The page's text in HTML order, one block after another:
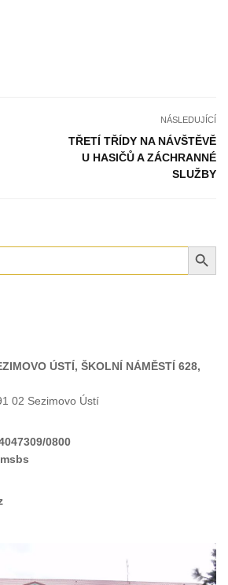
NÁSLEDUJÍCÍ
TŘETÍ TŘÍDY NA NÁVŠTĚVĚ
U HASIČŮ A ZÁCHRANNÉ
SLUŽBY
SEARCH
ÚSTÍ, ŠKOLNÍ NÁMĚSTÍ 628,
02 Sezimovo Ústí
0800